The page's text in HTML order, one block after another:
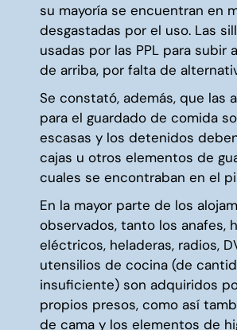
su mayoría se encuentran en
desgastadas por el uso. Las
usadas por las PPL para subir
de arriba, por falta de
Se constató, además, que las
para el guardado de comida
escasas y los detenidos
cajas u otros elementos de
cuales se encontraban en el
En la mayor parte de los
observados, tanto los anafes,
eléctricos, heladeras, radios,
utensilios de cocina (de
insuficiente) son adquiridos
propios presos, como así
de cama y los elementos de